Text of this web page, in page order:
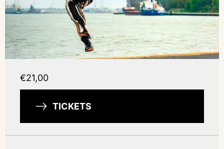
€21,00
TICKETS